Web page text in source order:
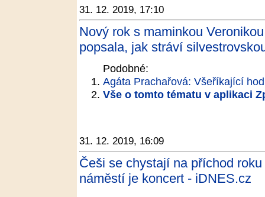
31. 12. 2019, 17:10
Nový rok s maminkou
popsala, jak stráví
Podobné:
Agáta Prachařová: Všeříkající
Vše o tomto tématu v aplikaci
31. 12. 2019, 16:09
Češi se chystají na příchod
náměstí je koncert - iDNES.cz